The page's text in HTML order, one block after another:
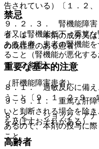
告されている）〔１．２、
９．２．３． 腎機能障害
者又は腎機能低下＜重篤
ある患者：患者の腎機能
ること（腎機能が悪化す
１．２参照〕。
（肝機能障害患者）
９．３．１． 重篤な肝障
いと判断される場合を除
を及ぼすおそれがある）。
高齢者
禁忌
２．１． 本剤の成分又は
の既往歴のある患者。
重要な基本的注意
８．１． 過敏反応に備え
うこと〔９．１．２−９．
８．２． ショック、アナ
あるので、本剤の投与に
こと。